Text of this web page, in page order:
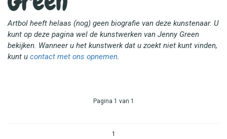
Artbol heeft helaas (nog) geen biografie van deze kunstenaar. U
kunt op deze pagina wel de kunstwerken van Jenny Green
bekijken. Wanneer u het kunstwerk dat u zoekt niet kunt vinden,
kunt u contact met ons opnemen.
Pagina 1 van 1
1